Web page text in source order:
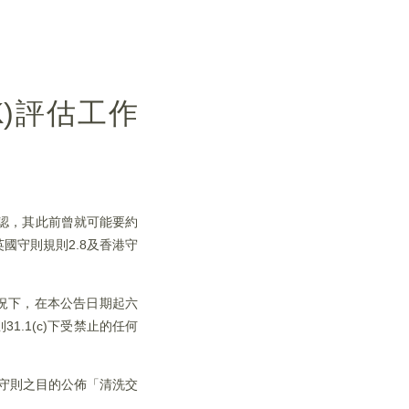
評估工作
，其此前曾就可能要約
守則規則2.8及香港守
下，在本公告日期起六
31.1(c)下受禁止的任何
則之目的公佈「清洗交